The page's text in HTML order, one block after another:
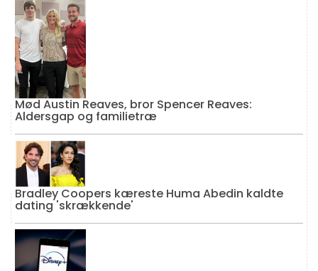
Mød Austin Reaves, bror Spencer Reaves:
Aldersgap og familietræ
Bradley Coopers kæreste Huma Abedin kaldte
dating 'skrækkende'